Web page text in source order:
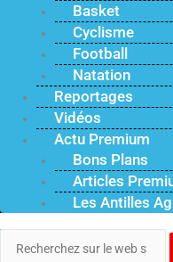
Basket
Cyclisme
Football
Natation
Reportages
Vidéos
Actu Premium
Bons Plans
Articles
Les Antilles